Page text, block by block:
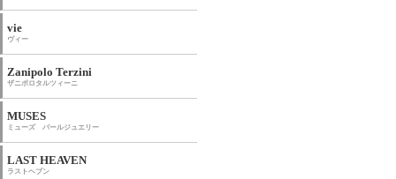
vie
ヴィー
Zanipolo Terzini
ザニポロタルツィーニ
MUSES
ミューズ パールジュエリー
LAST HEAVEN
ラストヘブン